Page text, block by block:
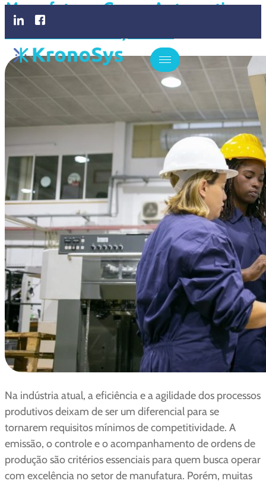
Manufatura: Como Automatizar
Com O KronoSys ERP
Na indústria atual, a eficiência e a agilidade dos processos
produtivos deixam de ser um diferencial para se
tornarem requisitos mínimos de competitividade. A
emissão, o controle e o acompanhamento de ordens de
produção são critérios essenciais para quem busca operar
com excelência no setor de manufatura. Porém, muitas